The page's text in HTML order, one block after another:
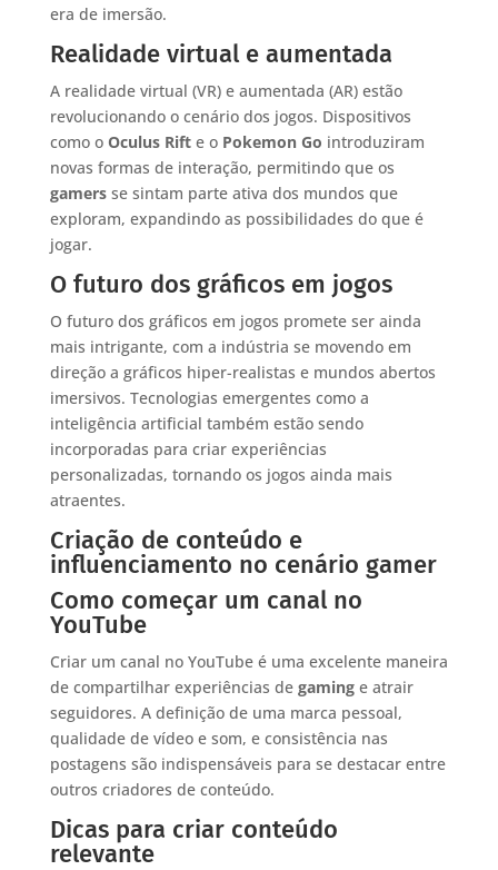
era de imersão.
Realidade virtual e aumentada
A realidade virtual (VR) e aumentada (AR) estão
revolucionando o cenário dos jogos. Dispositivos
como o Oculus Rifte o Pokemon Go introduziram
novas formas de interação, permitindo que os
gamersse sintam parte ativa dos mundos que
exploram, expandindo as possibilidades do que é
jogar.
O futuro dos gráficos em jogos
O futuro dos gráficos em jogos promete ser ainda
mais intrigante, com a indústria se movendo em
direção a gráficos hiper-realistas e mundos abertos
imersivos. Tecnologias emergentes como a
inteligência artificial também estão sendo
incorporadas para criar experiências
personalizadas, tornando os jogos ainda mais
atraentes.
Criação de conteúdo e
influenciamento no cenário gamer
Como começar um canal no
YouTube
Criar um canal no YouTube é uma excelente maneira
de compartilhar experiências de gaminge atrair
seguidores. A definição de uma marca pessoal,
qualidade de vídeo e som, e consistência nas
postagens são indispensáveis para se destacar entre
outros criadores de conteúdo.
Dicas para criar conteúdo
relevante